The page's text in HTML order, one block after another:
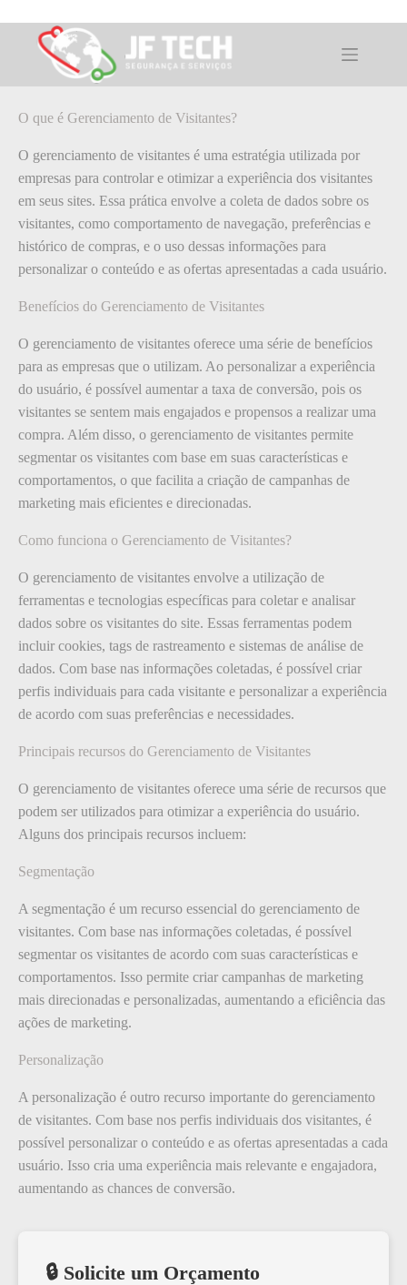
para
conteúdoO que é: Gerenciamento de Visitantes?
O que é Gerenciamento de Visitantes?
O gerenciamento de visitantes é uma estratégia utilizada por
empresas para controlar e otimizar a experiência dos visitantes
em seus sites. Essa prática envolve a coleta de dados sobre os
visitantes, como comportamento de navegação, preferências e
histórico de compras, e o uso dessas informações para
personalizar o conteúdo e as ofertas apresentadas a cada usuário.
Benefícios do Gerenciamento de Visitantes
O gerenciamento de visitantes oferece uma série de benefícios
para as empresas que o utilizam. Ao personalizar a experiência
do usuário, é possível aumentar a taxa de conversão, pois os
visitantes se sentem mais engajados e propensos a realizar uma
compra. Além disso, o gerenciamento de visitantes permite
segmentar os visitantes com base em suas características e
comportamentos, o que facilita a criação de campanhas de
marketing mais eficientes e direcionadas.
Como funciona o Gerenciamento de Visitantes?
O gerenciamento de visitantes envolve a utilização de
ferramentas e tecnologias específicas para coletar e analisar
dados sobre os visitantes do site. Essas ferramentas podem
incluir cookies, tags de rastreamento e sistemas de análise de
dados. Com base nas informações coletadas, é possível criar
perfis individuais para cada visitante e personalizar a experiência
de acordo com suas preferências e necessidades.
Principais recursos do Gerenciamento de Visitantes
O gerenciamento de visitantes oferece uma série de recursos que
podem ser utilizados para otimizar a experiência do usuário.
Alguns dos principais recursos incluem:
Segmentação
A segmentação é um recurso essencial do gerenciamento de
visitantes. Com base nas informações coletadas, é possível
segmentar os visitantes de acordo com suas características e
comportamentos. Isso permite criar campanhas de marketing
mais direcionadas e personalizadas, aumentando a eficiência das
ações de marketing.
Personalização
A personalização é outro recurso importante do gerenciamento
de visitantes. Com base nos perfis individuais dos visitantes, é
possível personalizar o conteúdo e as ofertas apresentadas a cada
usuário. Isso cria uma experiência mais relevante e engajadora,
aumentando as chances de conversão.
🔒 Solicite um Orçamento